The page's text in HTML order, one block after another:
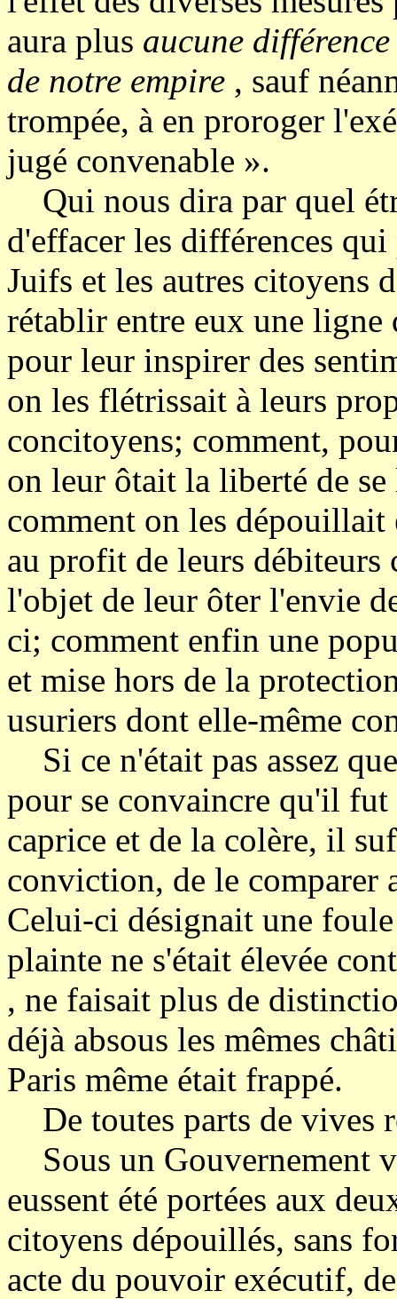
aura plus aucune
de notre empire , sauf
trompée, à en proroger
jugé convenable ».
Qui nous dira par quel
d'effacer les différences
Juifs et les autres citoyens
rétablir entre eux une ligne
pour leur inspirer des
on les flétrissait à leurs
concitoyens; comment,
on leur ôtait la liberté de
comment on les
au profit de leurs débiteurs
l'objet de leur ôter l'envie
ci; comment enfin une
et mise hors de la
usuriers dont elle-même
Si ce n'était pas assez
pour se convaincre qu'il
caprice et de la colère, il
conviction, de le comparer
Celui-ci désignait une
plainte ne s'était élevée
, ne faisait plus de
déjà absous les mêmes
Paris même était frappé.
De toutes parts de vives
Sous un Gouvernement
eussent été portées aux
citoyens dépouillés, sans
acte du pouvoir exécutif,